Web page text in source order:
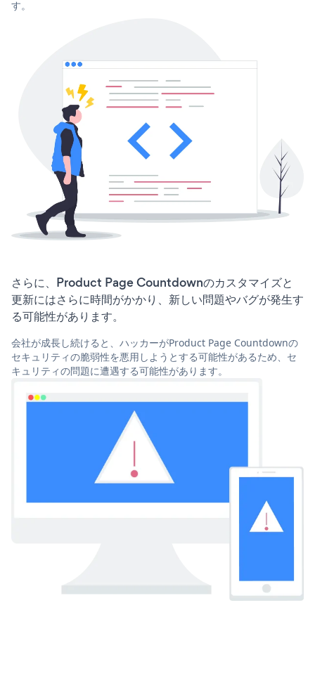
す。
さらに、Product Page Countdownのカスタマイズと
更新にはさらに時間がかかり、新しい問題やバグが発生す
る可能性があります。
会社が成長し続けると、ハッカーがProduct Page Countdownの
セキュリティの脆弱性を悪用しようとする可能性があるため、セ
キュリティの問題に遭遇する可能性があります。